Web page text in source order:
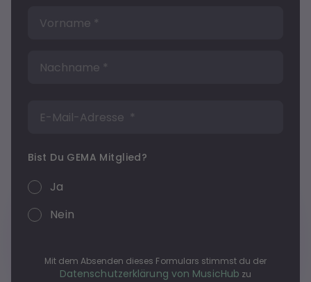
Bist Du GEMA Mitglied?
Ja
Nein
Mit dem Absenden dieses Formulars stimmst du der
Datenschutzerklärung von MusicHub zu